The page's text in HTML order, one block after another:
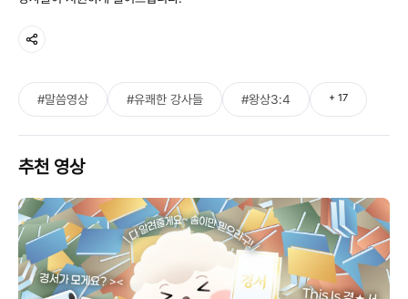
#말씀영상 #유쾌한 강사들 #왕상3:4 + 17
추천 영상